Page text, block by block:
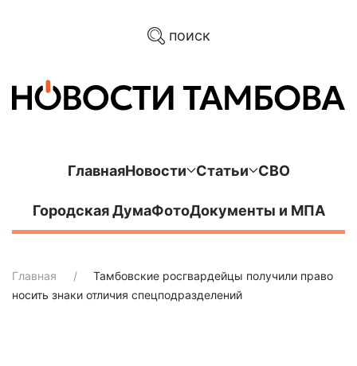
поиск
ГлавнаяНовости Статьи СВО
Городская ДумаФотоДокументы и МПА
Главная
Тамбовские росгвардейцы получили право
носить знаки отличия спецподразделений